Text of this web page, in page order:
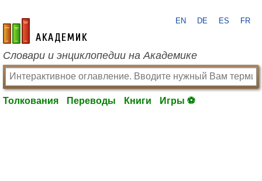
academic.ru
EN DE ES FR
Словари и энциклопедии на Академике
Толкования Переводы Книги Игры ⚽